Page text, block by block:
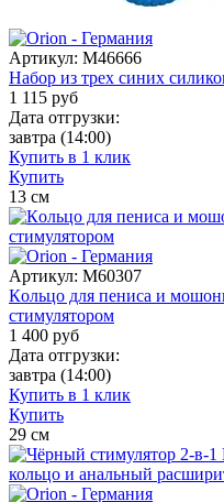
Артикул: M46666
Набор из трех синих
1 115 руб
Дата отгрузки:
завтра (14:00)
Купить в 1 клик
Купить
13 см
Артикул: M60307
Кoльцо для пениса и
стимулятором
1 400 руб
Дата отгрузки:
завтра (14:00)
Купить в 1 клик
Купить
29 см